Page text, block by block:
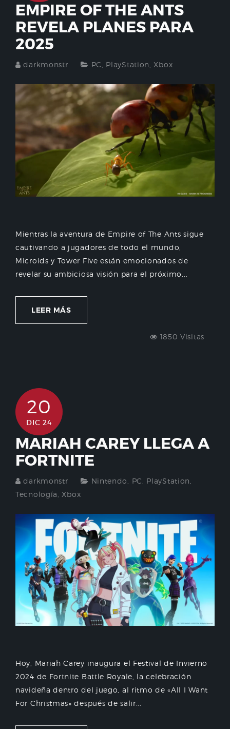
EMPIRE OF THE ANTS
REVELA PLANES PARA
2025
darkmonstr PC, PlayStation,Xbox
Mientras la aventura de Empire of The Ants sigue
cautivando a jugadores de todo el mundo,
Microids y Tower Five están emocionados de
revelar su ambiciosa visión para el próximo...
LEER MÁS
1850 Visitas
20
DIC 24
MARIAH CAREY LLEGA A
FORTNITE
darkmonstr Nintendo PC PlayStation
Tecnología
Xbox
Hoy, Mariah Carey inaugura el Festival de Invierno
2024 de Fortnite Battle Royale, la celebración
navideña dentro del juego, al ritmo de «All I Want
For Christmas» después de salir...